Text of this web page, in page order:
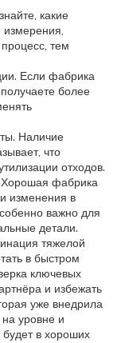
какие
тем
Если фабрика
более
Наличие
что
отходов.
Хорошая фабрика
изменения в
важно для
детали.
тяжелой
в быстром
ключевых
и избежать
уже внедрила
уровне и
будет в хороших